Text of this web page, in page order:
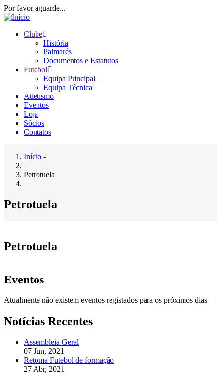
Passar
para
conteúdo
Por favor aguarde...
navigation
Clube
História
Palmarés
Documentos e Estatutos
Futebol
Equipa Principal
Equipa Técnica
Atletismo
Eventos
Loja
Sócios
Contatos
Navegação
estrutural
Início -
Petrotuela
Petrotuela
Petrotuela
Eventos
Atualmente não existem eventos registados para os próximos dias
Notícias Recentes
Assembleia Geral
07 Jun, 2021
Retoma Futebol de formação
27 Abr, 2021